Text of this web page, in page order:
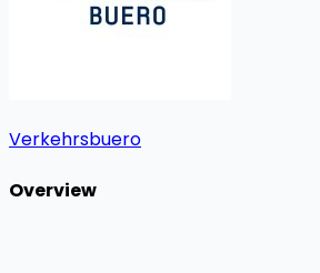
Verkehrsbuero
Overview